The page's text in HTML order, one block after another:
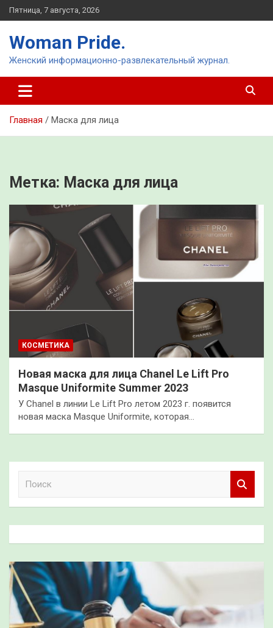
Перейти
к
Пятница, 7 августа, 2026
Woman Pride.
Женский информационно-развлекательный журнал.
Главная Маска для лица
Метка: Маска для лица
КОСМЕТИКА
Новая маска для лица Chanel Le Lift Pro
Masque Uniformite Summer 2023
У Chanel в линии Le Lift Pro летом 2023 г. появится
новая маска Masque Uniformite, которая…
к